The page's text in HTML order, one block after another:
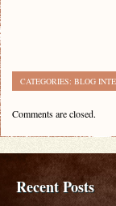
CATEGORIES: BLOG
Comments are closed.
Recent Posts